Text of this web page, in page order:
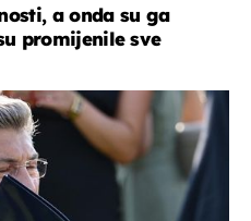
a onda su ga
promijenile sve